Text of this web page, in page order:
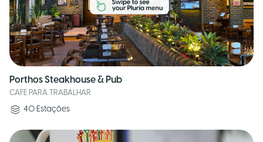
Porthos Steakhouse & Pub
CAFE PARA TRABALHAR
40 Estações